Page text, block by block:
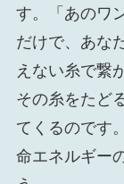
す。「あのワ
だけで、あな
えない糸で繋
その糸をたど
てくるのです
命エネルギー